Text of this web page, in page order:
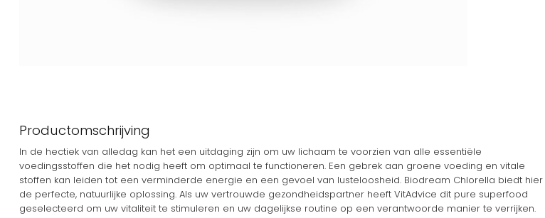
Productomschrijving
In de hectiek van alledag kan het een uitdaging zijn om uw lichaam te voorzien van alle essentiële
voedingsstoffen die het nodig heeft om optimaal te functioneren. Een gebrek aan groene voeding en vitale
stoffen kan leiden tot een verminderde energie en een gevoel van lusteloosheid. Biodream Chlorella biedt hier
de perfecte, natuurlijke oplossing. Als uw vertrouwde gezondheidspartner heeft VitAdvice dit pure superfood
geselecteerd om uw vitaliteit te stimuleren en uw dagelijkse routine op een verantwoorde manier te verrijken.